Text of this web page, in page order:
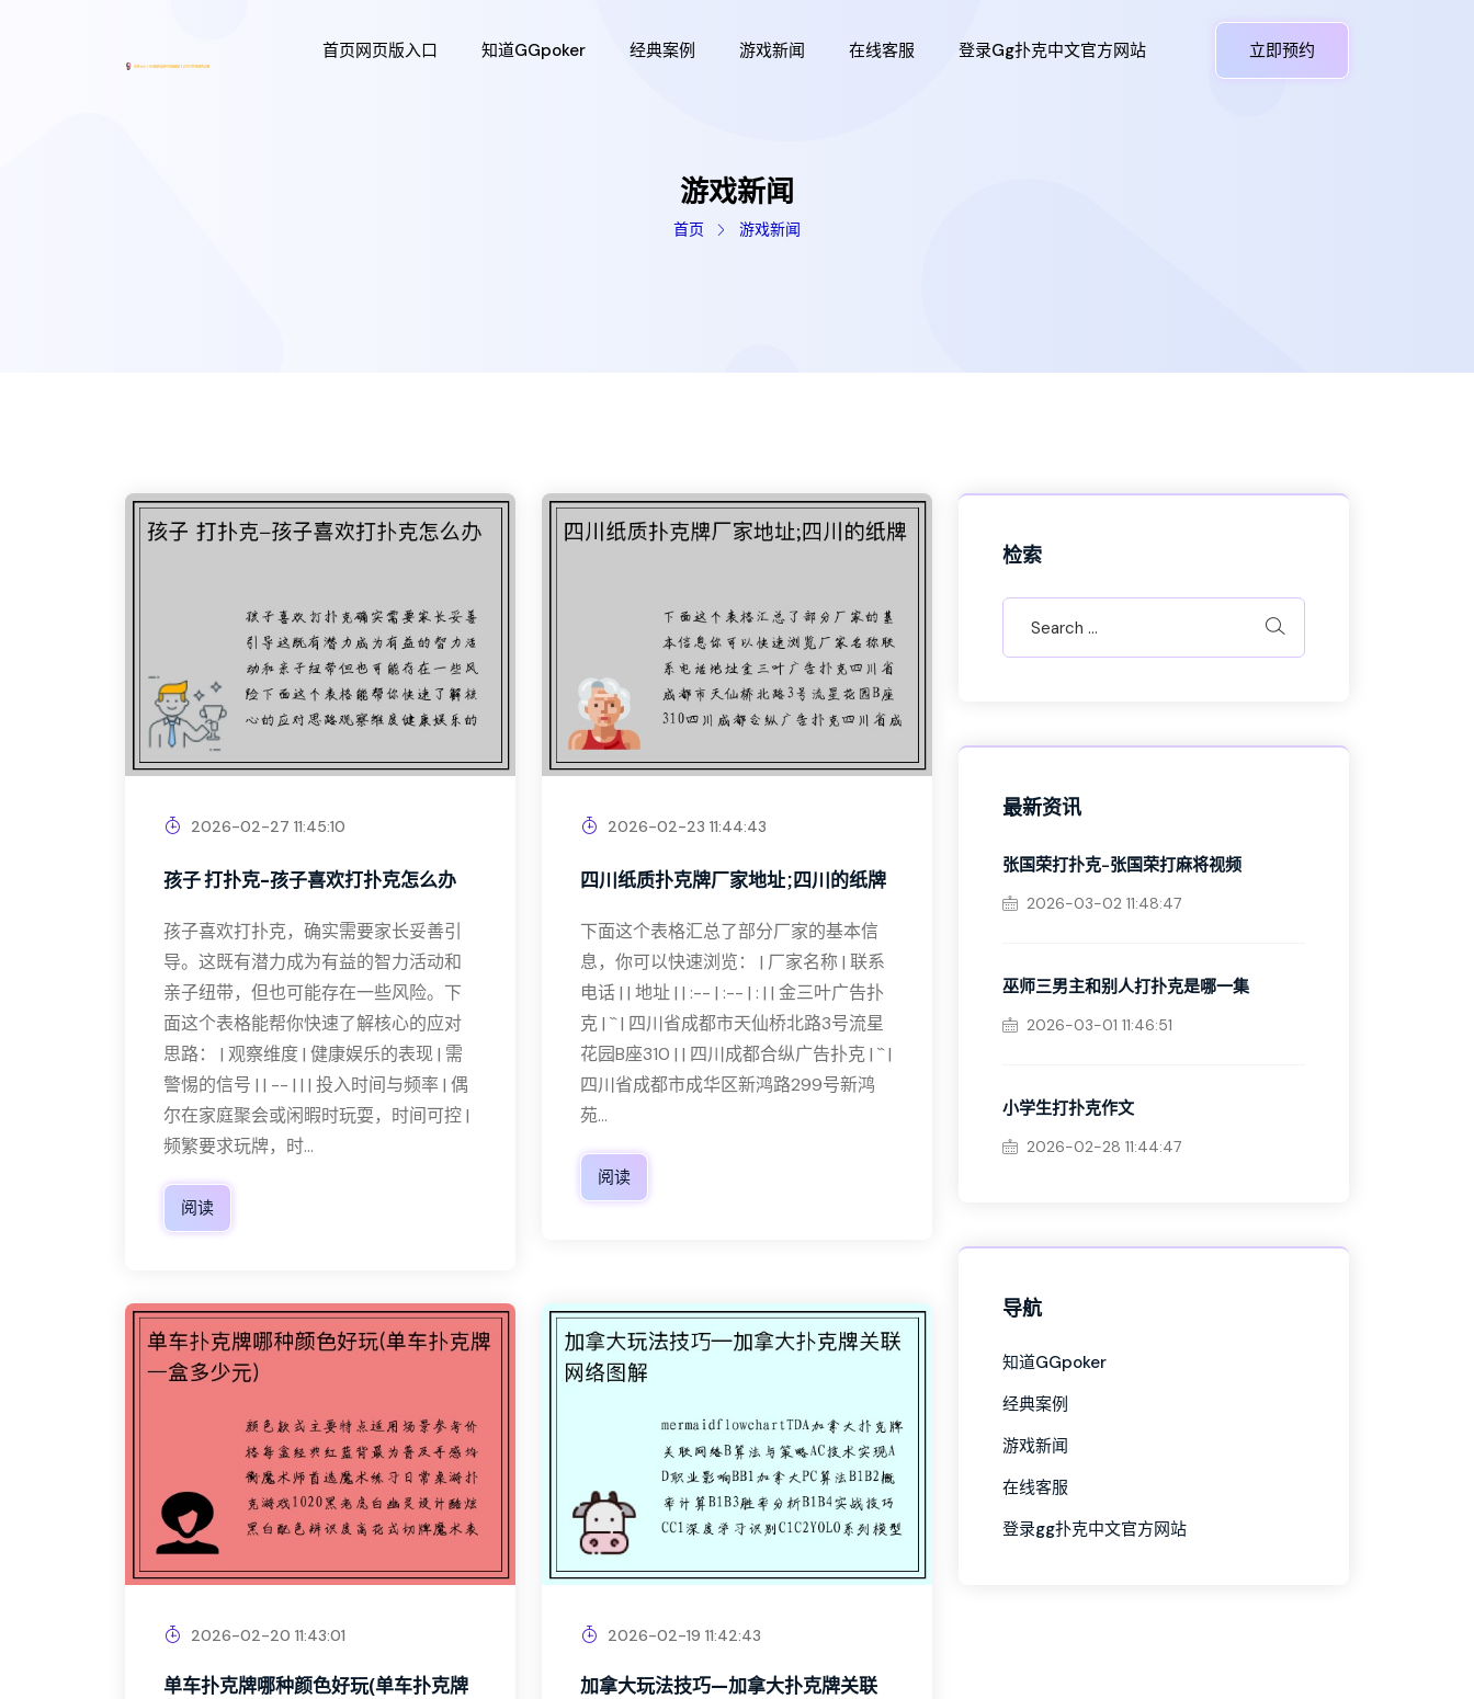
首页网页版入口 知道GGpoker 经典案例 游戏新闻 在线客服 登录gg扑克中文官方网站 立即预约
游戏新闻
首页 游戏新闻
2026-02-27 11:45:10
孩子 打扑克-孩子喜欢打扑克怎么办
孩子喜欢打扑克，确实需要家长妥善引
导。这既有潜力成为有益的智力活动和
亲子纽带，但也可能存在一些风险。下
面这个表格能帮你快速了解核心的应对
思路： | 观察维度 | 健康娱乐的表现 | 需
警惕的信号 | | -- | | | 投入时间与频率 | 偶
尔在家庭聚会或闲暇时玩耍，时间可控 |
频繁要求玩牌，时...
阅读
2026-02-23 11:44:43
四川纸质扑克牌厂家地址;四川的纸牌
下面这个表格汇总了部分厂家的基本信
息，你可以快速浏览： | 厂家名称 | 联系
电话 | | 地址 | | :-- | :-- | : | | 金三叶广告扑
克 | `` | 四川省成都市天仙桥北路3号流星
花园B座310 | | 四川成都合纵广告扑克 | `` |
四川省成都市成华区新鸿路299号新鸿
苑...
阅读
2026-02-20 11:43:01
单车扑克牌哪种颜色好玩(单车扑克牌
2026-02-19 11:42:43
加拿大玩法技巧—加拿大扑克牌关联
检索
最新资讯
张国荣打扑克-张国荣打麻将视频
2026-03-02 11:48:47
巫师三男主和别人打扑克是哪一集
2026-03-01 11:46:51
小学生打扑克作文
2026-02-28 11:44:47
导航
知道GGpoker
经典案例
游戏新闻
在线客服
登录gg扑克中文官方网站